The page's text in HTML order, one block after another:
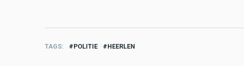
TAGS POLITIE HEERLEN